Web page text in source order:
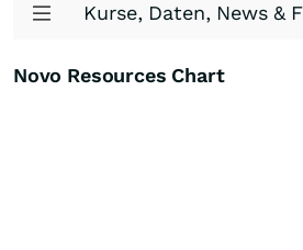
Kurse, Daten, News &
Novo Resources Chart